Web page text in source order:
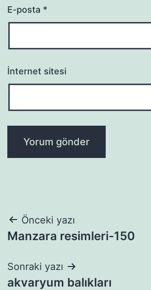
E-posta *
İnternet sitesi
Yazı
gezinmesi
Önceki yazı
Manzara resimleri-150
Sonraki yazı
akvaryum balıkları